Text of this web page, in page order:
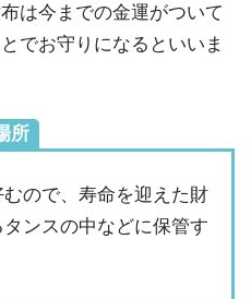
は今までの金運がついて
でお守りになるといいま
所
ので、寿命を迎えた財
ンスの中などに保管す